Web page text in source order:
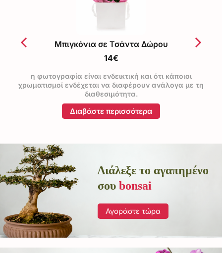
Μπιγκόνια σε Τσάντα Δώρου
14€
η φωτογραφία είναι ενδεικτική και ότι κάποιοι
χρωματισμοί ενδέχεται να διαφέρουν ανάλογα με τη
διαθεσιμότητα.
Διαβάστε περισσότερα
Διάλεξε το αγαπημένο
σουbonsai
Αγοράστε τώρα